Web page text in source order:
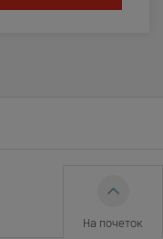
На почеток